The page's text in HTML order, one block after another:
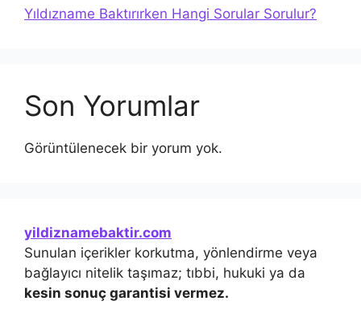
Yıldızname Baktırırken Hangi Sorular Sorulur?
Son Yorumlar
Görüntülenecek bir yorum yok.
yildiznamebaktir.com
Sunulan içerikler korkutma, yönlendirme veya
bağlayıcı nitelik taşımaz; tıbbi, hukuki ya da
kesin sonuç garantisi vermez.